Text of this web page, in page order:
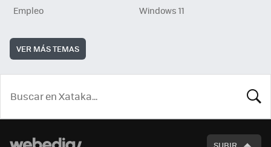
Empleo
Windows 11
VER MÁS TEMAS
SUBIR